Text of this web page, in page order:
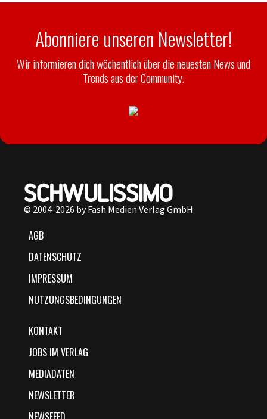
Abonniere unseren Newsletter!
Wir informieren dich wöchentlich über die neuesten News und
Trends aus der Community.
© 2004-2026 by Fash Medien Verlag GmbH
AGB
DATENSCHUTZ
IMPRESSUM
NUTZUNGSBEDINGUNGEN
KONTAKT
JOBS IM VERLAG
MEDIADATEN
NEWSLETTER